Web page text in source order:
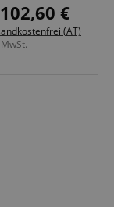
102,60 €
(AT)